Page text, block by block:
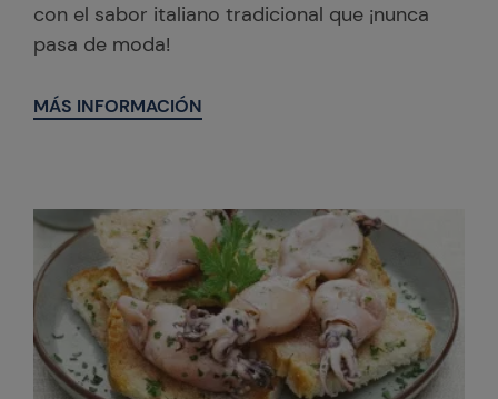
con el sabor italiano tradicional que ¡nunca
pasa de moda!
MÁS INFORMACIÓN